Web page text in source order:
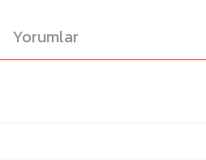
Yorumlar